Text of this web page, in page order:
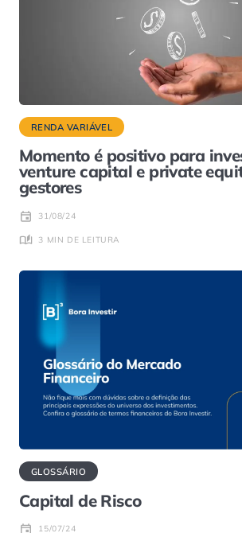
RENDA VARIÁVEL
Momento é positivo para
venture capital e private
gestores
31/08/24
3 MIN DE LEITURA
GLOSSÁRIO
Capital de Risco
15/07/24